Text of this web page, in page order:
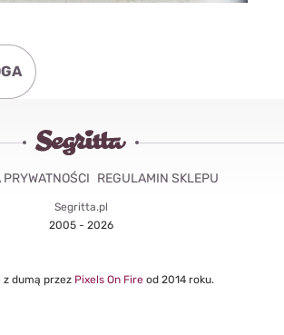
Segritta.pl
2005 - 2026
REGULAMIN SKLEPU
z dumą przez Pixels On Fire od 2014 roku.